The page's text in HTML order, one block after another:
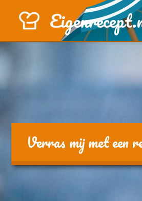
Verras mij met een